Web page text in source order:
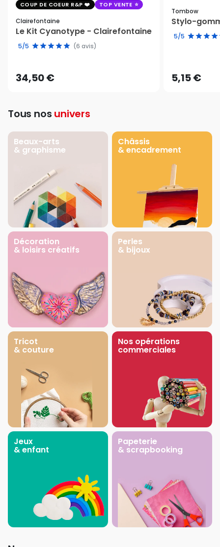
COUP DE COEUR R&P TOP VENTE
Clairefontaine
Le Kit Cyanotype - Clairefontaine
5/5 (6 avis)
34,50 €
Tombow
Stylo-
5/5
5,15 €
Tous nos univers
Beaux-arts
& graphisme
Châssis
& encadrement
Décoration
& loisirs créatifs
Perles
& bijoux
Tricot
& couture
Nos opérations
commerciales
Jeux
& enfant
Papeterie
& scrapbooking